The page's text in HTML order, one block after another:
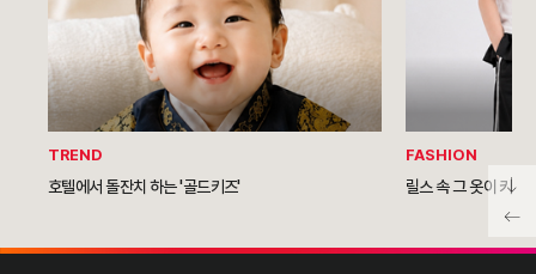
TREND
호텔에서 돌잔치 하는 '골드키즈'
FASHION
릴스 속 그 옷이 키즈